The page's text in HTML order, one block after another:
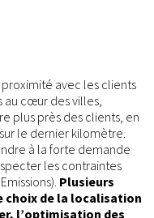
avec les clients
au cœur des villes,
plus près des clients, en
le dernier kilomètre.
à la forte demande
les contraintes
Plusieurs
choix de la localisation
l’optimisation des